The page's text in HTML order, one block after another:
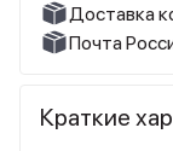
Доставка
Почта
Краткие